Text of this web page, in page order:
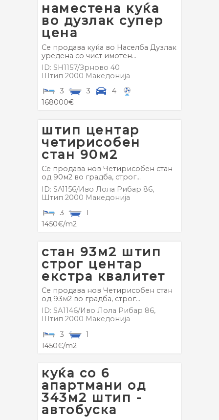
наместена куќа
во дузлак супер
цена
Се продава куќа во Населба Дузлак
уредена со чист имотен...
ID: SH1157/Зрново 40
Штип 2000 Македонија
3
3
4
168000€
штип центар
четирисобен
стан 90м2
Се продава нов Четирисобен стан
од 90м2 во градба, строг...
ID: SA1156/Иво Лола Рибар 86,
Штип 2000 Македонија
3
1
1450€/m2
стан 93м2 штип
строг центар
екстра квалитет
Се продава нов Четирисобен стан
од 93м2 во градба, строг...
ID: SА1146/Иво Лола Рибар 86,
Штип 2000 Македонија
3
1
1450€/m2
куќа со 6
апартмани од
343м2 штип -
автобуска